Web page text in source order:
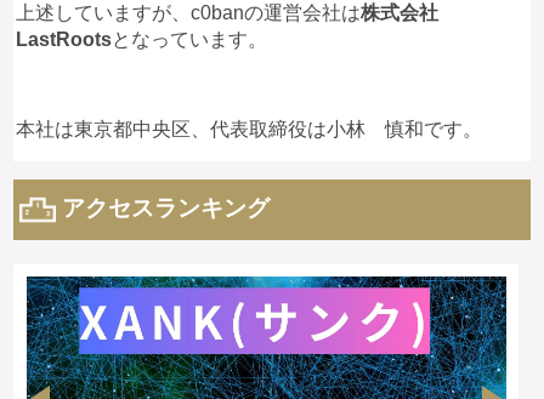
上述していますが、c0banの運営会社は株式会社
LastRootsとなっています。
本社は東京都中央区、代表取締役は小林 慎和です。
アクセスランキング